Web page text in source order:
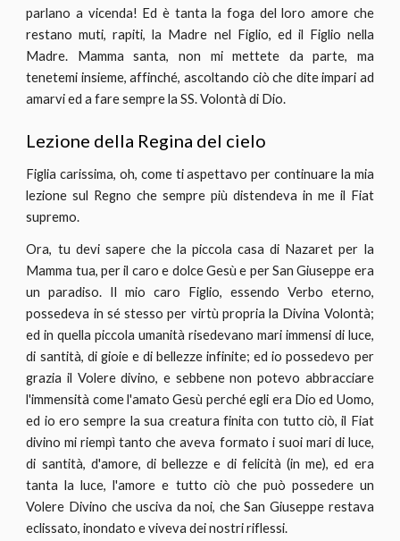
parlano a vicenda! Ed è tanta la foga del loro amore che
restano muti, rapiti, la Madre nel Figlio, ed il Figlio nella
Madre. Mamma santa, non mi mettete da parte, ma
tenetemi insieme, affinché, ascoltando ciò che dite impari ad
amarvi ed a fare sempre la SS. Volontà di Dio.
Lezione della Regina del cielo
Figlia carissima, oh, come ti aspettavo per continuare la mia
lezione sul Regno che sempre più distendeva in me il Fiat
supremo.
Ora, tu devi sapere che la piccola casa di Nazaret per la
Mamma tua, per il caro e dolce Gesù e per San Giuseppe era
un paradiso. Il mio caro Figlio, essendo Verbo eterno,
possedeva in sé stesso per virtù propria la Divina Volontà;
ed in quella piccola umanità risedevano mari immensi di luce,
di santità, di gioie e di bellezze infinite; ed io possedevo per
grazia il Volere divino, e sebbene non potevo abbracciare
l'immensità come l'amato Gesù perché egli era Dio ed Uomo,
ed io ero sempre la sua creatura finita con tutto ciò, il Fiat
divino mi riempì tanto che aveva formato i suoi mari di luce,
di santità, d'amore, di bellezze e di felicità (in me), ed era
tanta la luce, l'amore e tutto ciò che può possedere un
Volere Divino che usciva da noi, che San Giuseppe restava
eclissato, inondato e viveva dei nostri riflessi.